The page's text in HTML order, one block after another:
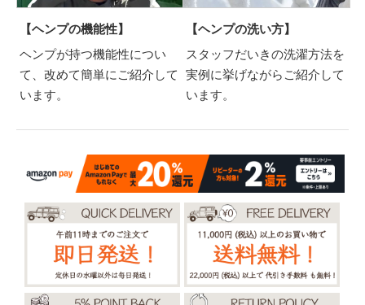
【ヘンプの機能性】
ヘンプが持つ機能性につい
て、改めて簡単にご紹介して
います。
【ヘンプの洗い方】
スタッフだいきの洗濯方法を
実例に挙げながらご紹介して
います。